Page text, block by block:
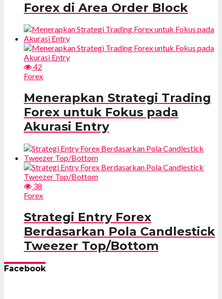
Forex di Area Order Block
42
Forex
Menerapkan Strategi Trading
Forex untuk Fokus pada
Akurasi Entry
38
Forex
Strategi Entry Forex
Berdasarkan Pola Candlestick
Tweezer Top/Bottom
Facebook